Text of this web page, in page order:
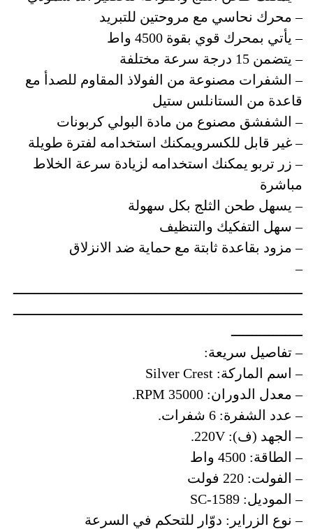
– محرك نحاسي مع مروحتين للتبريد
– يأتي بمحرك قوي بقوة 4500 واط
– يتضمن 15 درجة سرعة مختلفة
– الشفرات مصنوعة من الفولاذ المقاوم للصدأ مع
قاعدة من الستانلس ستيل
– الشفشق مصنوع من مادة البولي كربونات
– غير قابل للكسرويمكنك استخدامه لفترة طويلة
– زر تربو يمكنك استخدامه لزيادة سرعة الخلاط
مباشرة
– يسهل طحن الثلج بكل سهولة
– سهل التفكيك والتنظيف
– مزود بقاعدة ثابتة مع حماية ضد الانزلاق
–
ـــــــــــــــــــــــــــــــــــــــــــــــــــــــــــــــــــــ
ـــــــــــــــــــــــــــــــــــــــــــــــــــــــــــــــــــــ
ـــــــــــــــــ
– تفاصيل سريعة:
– اسم الماركة: Silver Crest
– معدل الدوران: RPM 35000.
– عدد الشفرة: 6 شفرات.
– الجهد (ف): 220V.
– الطاقة: 4500 واط
– الفولت: 220 فولت
– الموديل: SC-1589
– نوع الزراير: دوّار للتحكم في السرعة